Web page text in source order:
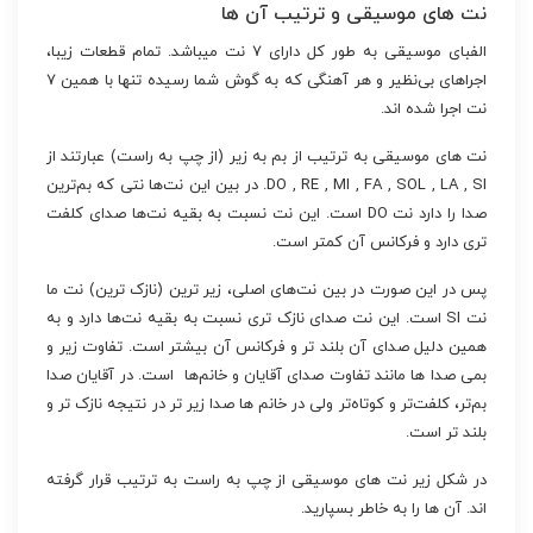
نت های موسیقی و ترتیب آن ها
الفبای موسیقی به طور کل دارای ۷ نت میباشد. تمام قطعات زیبا،
اجراهای بی‌نظیر و هر آهنگی که به گوش شما رسیده تنها با همین ۷
نت اجرا شده اند.
نت های موسیقی به ترتیب از بم به زیر (از چپ به راست) عبارتند از
DO , RE , MI , FA , SOL , LA , SI. در بین این نت‌ها نتی که بم‌ترین
صدا را دارد نت DO است. این نت نسبت به بقیه نت‌ها صدای کلفت
تری دارد و فرکانس آن کمتر است.
پس در این صورت در بین نت‌های اصلی، زیر ترین (نازک ترین) نت ما
نت SI است. این نت صدای نازک تری نسبت به بقیه نت‌ها دارد و به
همین دلیل صدای آن بلند تر و فرکانس آن بیشتر است. تفاوت زیر و
بمی صدا ها مانند تفاوت صدای آقایان و خانم‌ها است. در آقایان صدا
بم‌تر، کلفت‌تر و کوتاه‌تر ولی در خانم ها صدا زیر تر در نتیجه نازک تر و
بلند تر است.
در شکل زیر نت های موسیقی از چپ به راست به ترتیب قرار گرفته
اند. آن ها را به خاطر بسپارید.